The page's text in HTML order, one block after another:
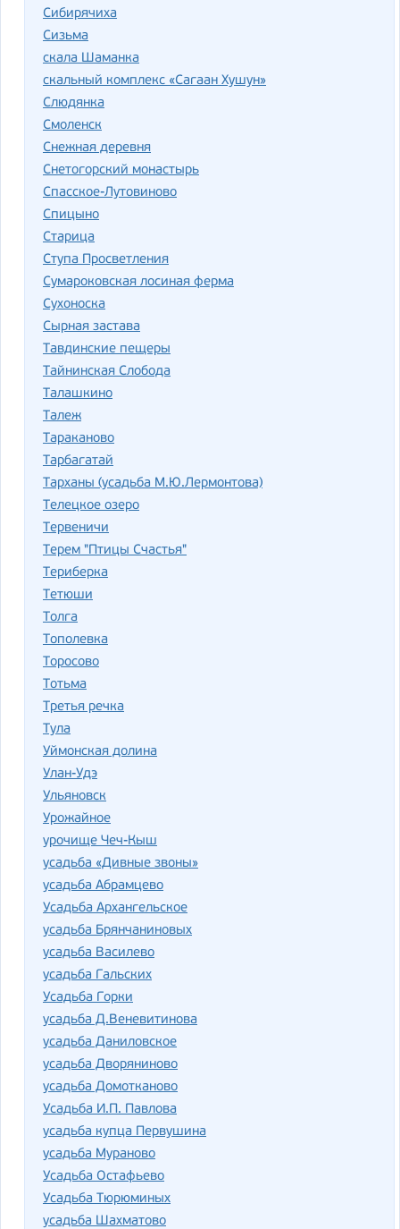
Сибирячиха
Сизьма
скала Шаманка
скальный комплекс «Сагаан Хушун»
Слюдянка
Смоленск
Снежная деревня
Снетогорский монастырь
Спасское-Лутовиново
Спицыно
Старица
Ступа Просветления
Сумароковская лосиная ферма
Сухоноска
Сырная застава
Тавдинские пещеры
Тайнинская Слобода
Талашкино
Талеж
Тараканово
Тарбагатай
Тарханы (усадьба М.Ю.Лермонтова)
Телецкое озеро
Тервеничи
Терем "Птицы Счастья"
Териберка
Тетюши
Толга
Тополевка
Торосово
Тотьма
Третья речка
Тула
Уймонская долина
Улан-Удэ
Ульяновск
Урожайное
урочище Чеч-Кыш
усадьба «Дивные звоны»
усадьба Абрамцево
Усадьба Архангельское
усадьба Брянчаниновых
усадьба Василево
усадьба Гальских
Усадьба Горки
усадьба Д.Веневитинова
усадьба Даниловское
усадьба Дворяниново
усадьба Домотканово
Усадьба И.П. Павлова
усадьба купца Первушина
усадьба Мураново
Усадьба Остафьево
Усадьба Тюрюминых
усадьба Шахматово